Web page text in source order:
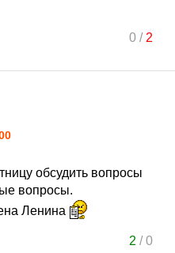
0/ 2
обсудить вопросы
вопросы.
Ленина
2 /0